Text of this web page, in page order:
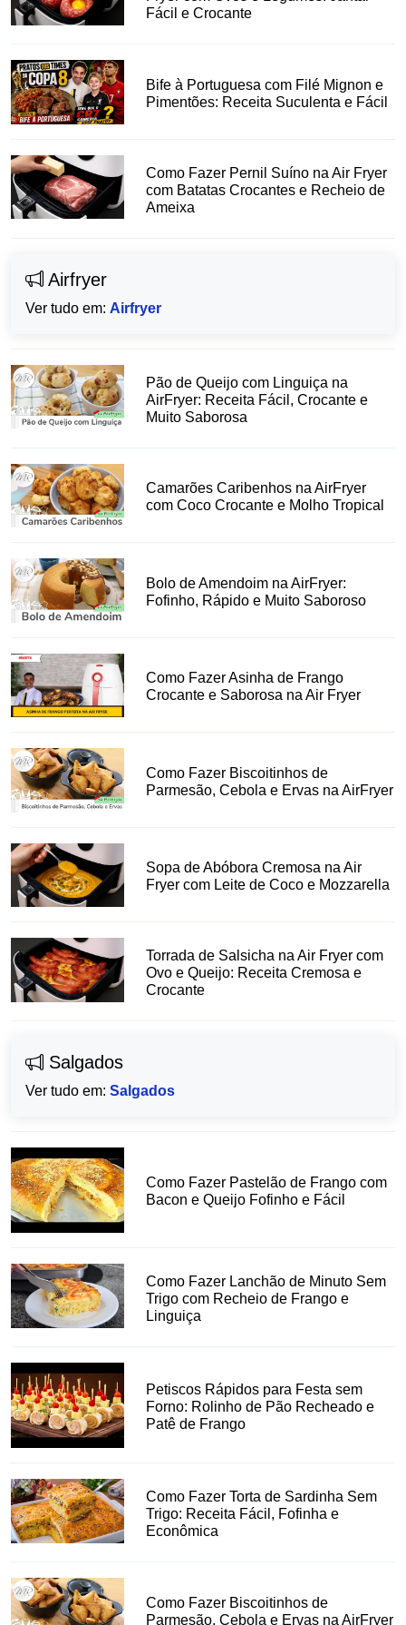
Fácil e Crocante
Bife à Portuguesa com Filé Mignon e
Pimentões: Receita Suculenta e Fácil
Como Fazer Pernil Suíno na Air Fryer
com Batatas Crocantes e Recheio de
Ameixa
Airfryer
Ver tudo em: Airfryer
Pão de Queijo com Linguiça na
AirFryer: Receita Fácil, Crocante e
Muito Saborosa
Camarões Caribenhos na AirFryer
com Coco Crocante e Molho Tropical
Bolo de Amendoim na AirFryer:
Fofinho, Rápido e Muito Saboroso
Como Fazer Asinha de Frango
Crocante e Saborosa na Air Fryer
Como Fazer Biscoitinhos de
Parmesão, Cebola e Ervas na AirFryer
Sopa de Abóbora Cremosa na Air
Fryer com Leite de Coco e Mozzarella
Torrada de Salsicha na Air Fryer com
Ovo e Queijo: Receita Cremosa e
Crocante
Salgados
Ver tudo em: Salgados
Como Fazer Pastelão de Frango com
Bacon e Queijo Fofinho e Fácil
Como Fazer Lanchão de Minuto Sem
Trigo com Recheio de Frango e
Linguiça
Petiscos Rápidos para Festa sem
Forno: Rolinho de Pão Recheado e
Patê de Frango
Como Fazer Torta de Sardinha Sem
Trigo: Receita Fácil, Fofinha e
Econômica
Como Fazer Biscoitinhos de
Parmesão, Cebola e Ervas na AirFryer